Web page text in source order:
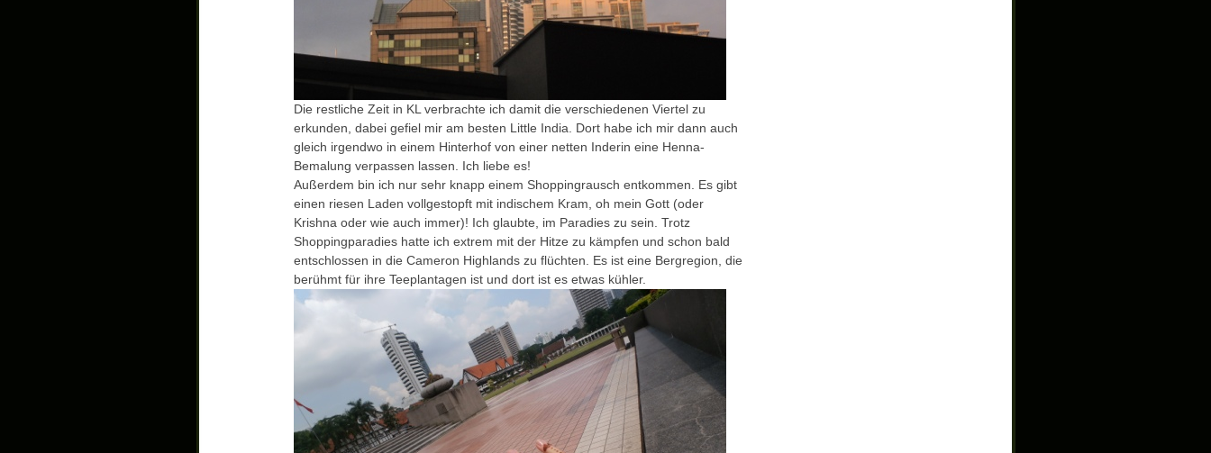
Die restliche Zeit in KL verbrachte ich damit die verschiedenen Viertel zu
erkunden, dabei gefiel mir am besten Little India. Dort habe ich mir dann auch
gleich irgendwo in einem Hinterhof von einer netten Inderin eine Henna-
Bemalung verpassen lassen. Ich liebe es!
Außerdem bin ich nur sehr knapp einem Shoppingrausch entkommen. Es gibt
einen riesen Laden vollgestopft mit indischem Kram, oh mein Gott (oder
Krishna oder wie auch immer)! Ich glaubte, im Paradies zu sein. Trotz
Shoppingparadies hatte ich extrem mit der Hitze zu kämpfen und schon bald
entschlossen in die Cameron Highlands zu flüchten. Es ist eine Bergregion, die
berühmt für ihre Teeplantagen ist und dort ist es etwas kühler.